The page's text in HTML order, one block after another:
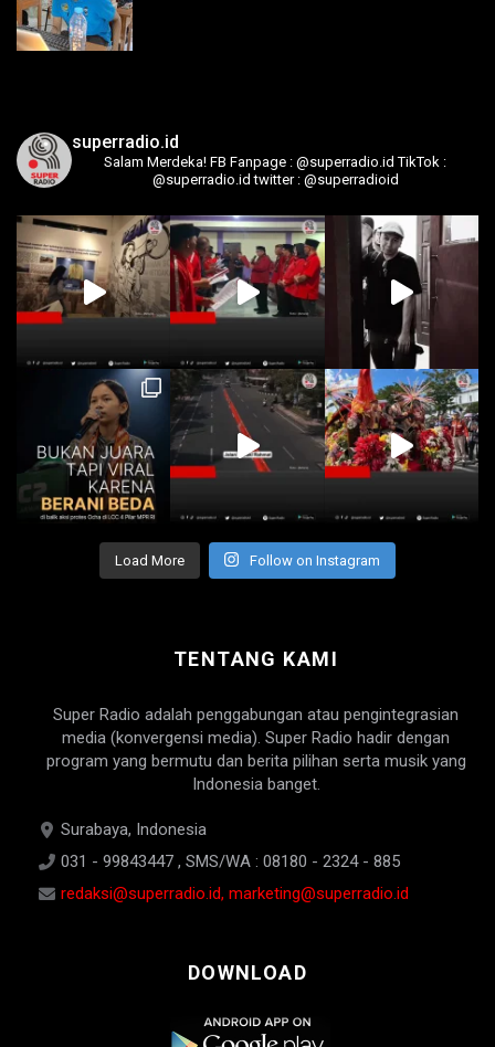
superradio.id
Salam Merdeka! FB Fanpage : @superradio.id TikTok :
@superradio.id twitter : @superradioid
Load More Follow on Instagram
TENTANG KAMI
Super Radio adalah penggabungan atau pengintegrasian
media (konvergensi media). Super Radio hadir dengan
program yang bermutu dan berita pilihan serta musik yang
Indonesia banget.
Surabaya, Indonesia
031 - 99843447 , SMS/WA : 08180 - 2324 - 885
redaksi@superradio.id, marketing@superradio.id
DOWNLOAD